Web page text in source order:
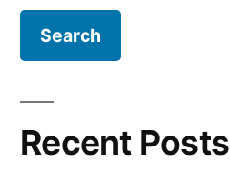
Recent Posts